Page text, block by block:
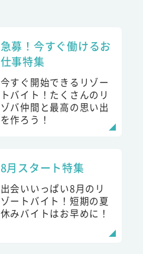
急募！今すぐ働けるお
仕事特集
今すぐ開始できるリゾー
トバイト！たくさんのリ
ゾバ仲間と最高の思い出
を作ろう！
8月スタート特集
出会いいっぱい8月のリ
ゾートバイト！短期の夏
休みバイトはお早めに！